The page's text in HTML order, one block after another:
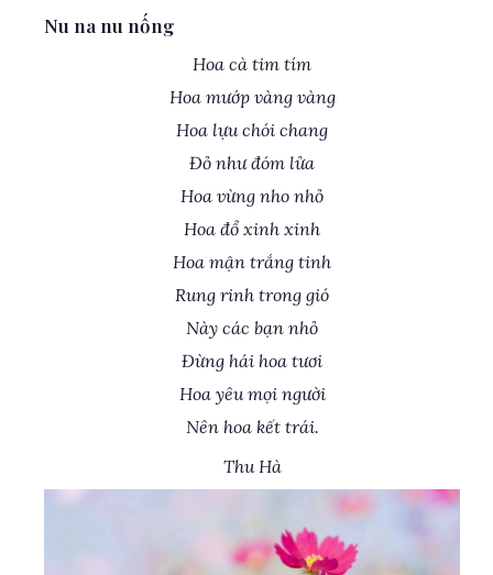
Nu na nu nống
Hoa cà tim tím
Hoa mướp vàng vàng
Hoa lựu chói chang
Đỏ như đóm lửa
Hoa vừng nho nhỏ
Hoa đổ xinh xinh
Hoa mận trắng tinh
Rung rinh trong gió
Này các bạn nhỏ
Đừng hái hoa tươi
Hoa yêu mọi người
Nên hoa kết trái.
Thu Hà